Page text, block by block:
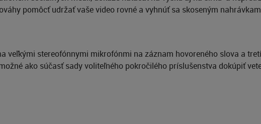
pomôcť udržať vaše video rovné a vyhnúť sa skoseným
veľkými stereofónnymi mikrofónmi na záznam hovoreného slova a
ako súčasť sady voliteľného pokročilého príslušenstva dokúpiť